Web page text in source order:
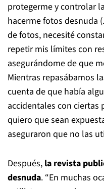
protegerme y controlar
hacerme fotos desnuda
de fotos, necesité
repetir mis límites con
asegurándome de que
Mientras repasábamos
cuenta de que había
accidentales con ciertas
quiero que sean
aseguraron que no las
Después, la revista
desnuda. “En muchas